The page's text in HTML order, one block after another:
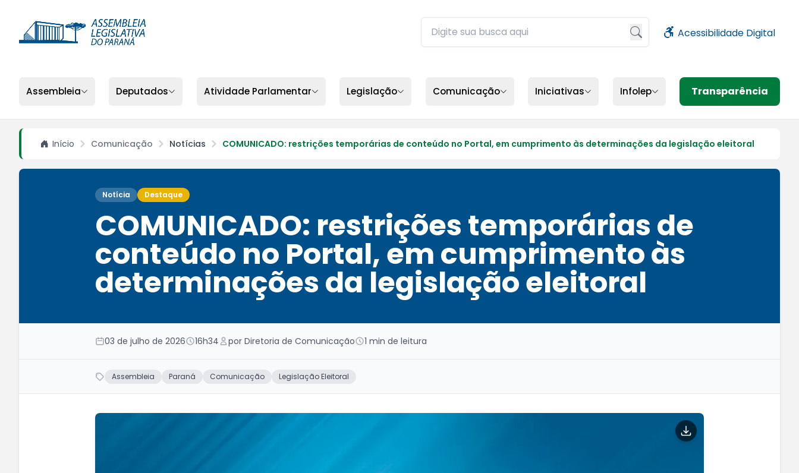
Buscar no site da ALEP
Acessibilidade Digital
Assembleia Deputados Atividade Parlamentar Legislação Comunicação Iniciativas Infolep Transparência
Início Comunicação Notícias COMUNICADO: restrições temporárias de conteúdo no Portal, em cumprimento às determinações da legislação eleitoral
Notícia Destaque
COMUNICADO: restrições temporárias de
conteúdo no Portal, em cumprimento às
determinações da legislação eleitoral
03 de julho de 2026 16h34 por Diretoria de Comunicação 1 min de leitura
Assembleia Paraná Comunicação Legislação Eleitoral